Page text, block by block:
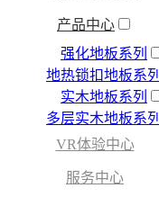
产品中心
强化地板系列
地热锁扣地板系列
实木地板系列
多层实木地板系列
VR体验中心
服务中心